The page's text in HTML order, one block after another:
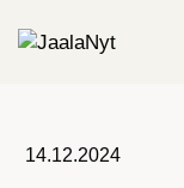
sisältöön
14.12.2024